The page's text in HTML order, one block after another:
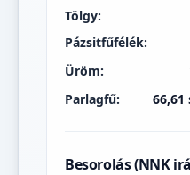
Tölgy:
Pázsitfűfélék:
Üröm:
Parlagfű: 66,61
Besorolás (NNK